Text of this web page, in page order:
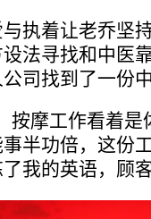
着让老乔坚
法寻找和中医
司找到了一份
摩工作看着是
半功倍，这份
我的英语，顾